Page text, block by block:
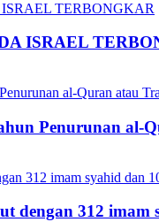
ISRAEL
Penurunan al-
dengan 312 imam